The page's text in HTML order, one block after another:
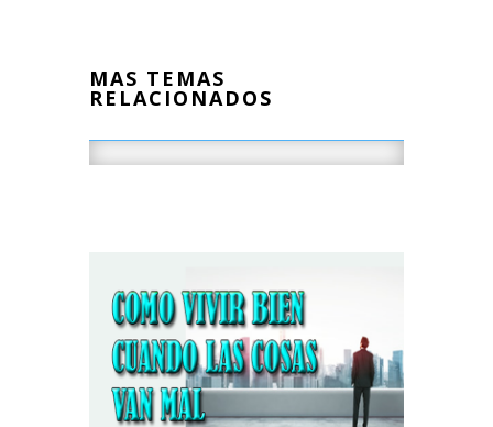
MAS TEMAS
RELACIONADOS